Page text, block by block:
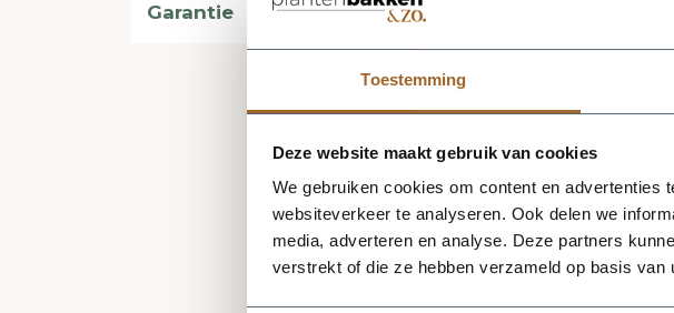
Toestemming
Deze website maakt gebruik van cookies
We gebruiken cookies om content en advertenties
websiteverkeer te analyseren. Ook delen we
media, adverteren en analyse. Deze partners
verstrekt of die ze hebben verzameld op basis van
Garantie
Ook op bomen en
onze bomen en
afkomen, weten wij
en planten 2
groeigarantie t/m 1
Zoals je wellicht
storm of vorst),
slechte